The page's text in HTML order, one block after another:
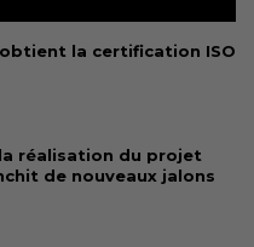
obtient la certification ISO
réalisation du projet
de nouveaux jalons